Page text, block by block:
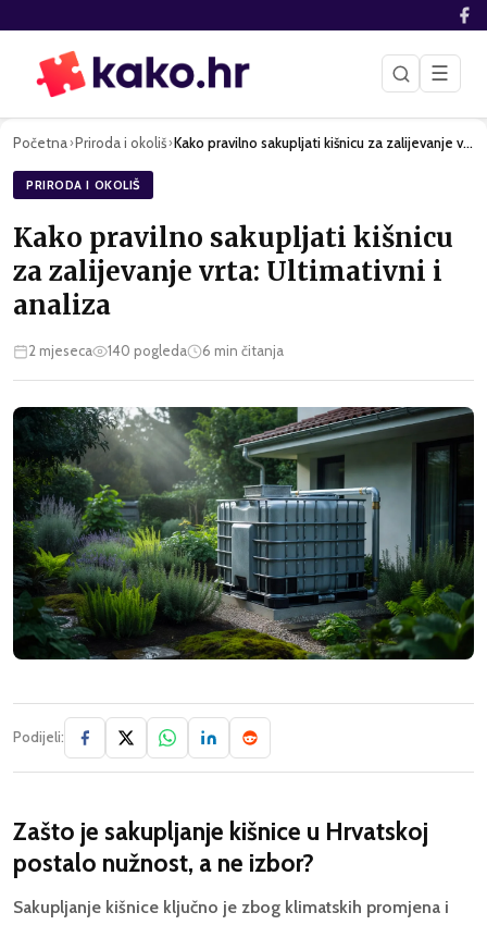
☰
Početna›Priroda i okoliš› Kako pravilno sakupljati kišnicu za zalijevanje vrta: Ultima…
PRIRODA I OKOLIŠ
Kako pravilno sakupljati kišnicu
za zalijevanje vrta: Ultimativni i
analiza
2 mjeseca 140 pogleda 6 min čitanja
Podijeli:
Zašto je sakupljanje kišnice u Hrvatskoj
postalo nužnost, a ne izbor?
Sakupljanje kišnice ključno je zbog klimatskih promjena i